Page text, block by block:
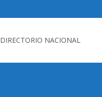
DIRECTORIO NACIONAL